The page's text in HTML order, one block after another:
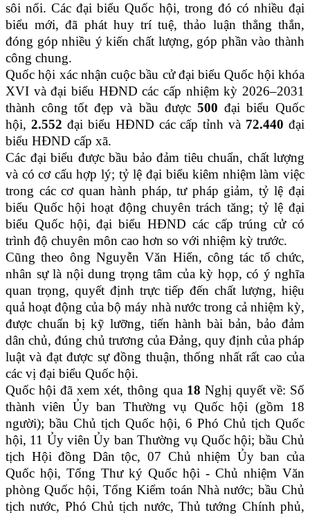
sôi nổi. Các đại biểu Quốc hội, trong đó có nhiều đại
biểu mới, đã phát huy trí tuệ, thảo luận thẳng thắn,
đóng góp nhiều ý kiến chất lượng, góp phần vào thành
công chung.
Quốc hội xác nhận cuộc bầu cử đại biểu Quốc hội khóa
XVI và đại biểu HĐND các cấp nhiệm kỳ 2026–2031
thành công tốt đẹp và bầu được 500 đại biểu Quốc
hội, 2.552 đại biểu HĐND các cấp tỉnh và 72.440 đại
biểu HĐND cấp xã.
Các đại biểu được bầu bảo đảm tiêu chuẩn, chất lượng
và có cơ cấu hợp lý; tỷ lệ đại biểu kiêm nhiệm làm việc
trong các cơ quan hành pháp, tư pháp giảm, tỷ lệ đại
biểu Quốc hội hoạt động chuyên trách tăng; tỷ lệ đại
biểu Quốc hội, đại biểu HĐND các cấp trúng cử có
trình độ chuyên môn cao hơn so với nhiệm kỳ trước.
Cũng theo ông Nguyễn Văn Hiển, công tác tổ chức,
nhân sự là nội dung trọng tâm của kỳ họp, có ý nghĩa
quan trọng, quyết định trực tiếp đến chất lượng, hiệu
quả hoạt động của bộ máy nhà nước trong cả nhiệm kỳ,
được chuẩn bị kỹ lưỡng, tiến hành bài bản, bảo đảm
dân chủ, đúng chủ trương của Đảng, quy định của pháp
luật và đạt được sự đồng thuận, thống nhất rất cao của
các vị đại biểu Quốc hội.
Quốc hội đã xem xét, thông qua 18 Nghị quyết về: Số
thành viên Ủy ban Thường vụ Quốc hội (gồm 18
người); bầu Chủ tịch Quốc hội, 6 Phó Chủ tịch Quốc
hội, 11 Ủy viên Ủy ban Thường vụ Quốc hội; bầu Chủ
tịch Hội đồng Dân tộc, 07 Chủ nhiệm Ủy ban của
Quốc hội, Tổng Thư ký Quốc hội - Chủ nhiệm Văn
phòng Quốc hội, Tổng Kiểm toán Nhà nước; bầu Chủ
tịch nước, Phó Chủ tịch nước, Thủ tướng Chính phủ,